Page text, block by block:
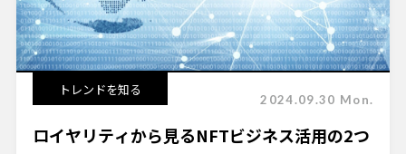
トレンドを知る
2024.09.30 Mon.
ロイヤリティから見るNFTビジネス活用の2つ